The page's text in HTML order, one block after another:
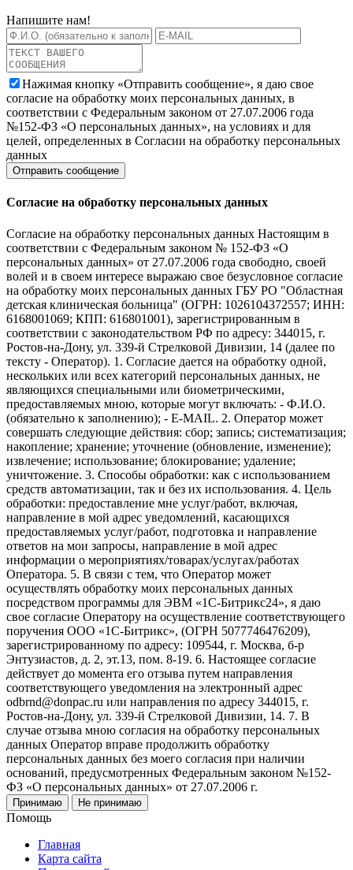
Напишите нам!
Нажимая кнопку «Отправить сообщение», я даю свое
согласие на обработку моих персональных данных, в
соответствии с Федеральным законом от 27.07.2006 года
№152-ФЗ «О персональных данных», на условиях и для
целей, определенных в Согласии на обработку персональных
данных
Согласие на обработку персональных данных
Согласие на обработку персональных данных Настоящим в
соответствии с Федеральным законом № 152-ФЗ «О
персональных данных» от 27.07.2006 года свободно, своей
волей и в своем интересе выражаю свое безусловное согласие
на обработку моих персональных данных ГБУ РО "Областная
детская клиническая больница" (ОГРН: 1026104372557; ИНН:
6168001069; КПП: 616801001), зарегистрированным в
соответствии с законодательством РФ по адресу: 344015, г.
Ростов-на-Дону, ул. 339-й Стрелковой Дивизии, 14 (далее по
тексту - Оператор). 1. Согласие дается на обработку одной,
нескольких или всех категорий персональных данных, не
являющихся специальными или биометрическими,
предоставляемых мною, которые могут включать: - Ф.И.О.
(обязательно к заполнению); - E-MAIL. 2. Оператор может
совершать следующие действия: сбор; запись; систематизация;
накопление; хранение; уточнение (обновление, изменение);
извлечение; использование; блокирование; удаление;
уничтожение. 3. Способы обработки: как с использованием
средств автоматизации, так и без их использования. 4. Цель
обработки: предоставление мне услуг/работ, включая,
направление в мой адрес уведомлений, касающихся
предоставляемых услуг/работ, подготовка и направление
ответов на мои запросы, направление в мой адрес
информации о мероприятиях/товарах/услугах/работах
Оператора. 5. В связи с тем, что Оператор может
осуществлять обработку моих персональных данных
посредством программы для ЭВМ «1С-Битрикс24», я даю
свое согласие Оператору на осуществление соответствующего
поручения ООО «1С-Битрикс», (ОГРН 5077746476209),
зарегистрированному по адресу: 109544, г. Москва, б-р
Энтузиастов, д. 2, эт.13, пом. 8-19. 6. Настоящее согласие
действует до момента его отзыва путем направления
соответствующего уведомления на электронный адрес
odbrnd@donpac.ru или направления по адресу 344015, г.
Ростов-на-Дону, ул. 339-й Стрелковой Дивизии, 14. 7. В
случае отзыва мною согласия на обработку персональных
данных Оператор вправе продолжить обработку
персональных данных без моего согласия при наличии
оснований, предусмотренных Федеральным законом №152-
ФЗ «О персональных данных» от 27.07.2006 г.
Принимаю Не принимаю
Помощь
Главная
Карта сайта